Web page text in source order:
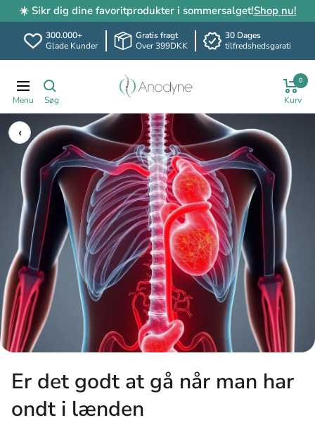
☀️ Sikr dig dine favoritprodukter i sommersalget!Shop nu!
300.000+
Glade Kunder
Gratis fragt
Over 399DKK
30 Dages
tilfredshedsgarati
indhold
Translation
missing:
da.header.general.navigation
Anodyne.dk 0
‹
Er det godt at gå når man har
ondt i lænden